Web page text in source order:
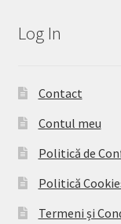
Log In
Contact
Contul meu
Politică de
Politică
Termeni și